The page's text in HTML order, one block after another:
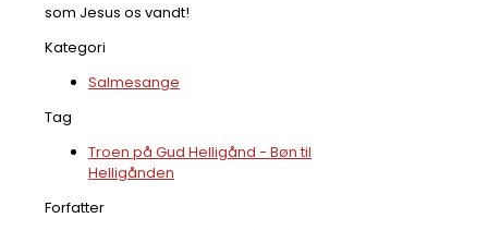
som Jesus os vandt!
Kategori
Salmesange
Tag
Troen på Gud Helligånd - Bøn til
Helligånden
Forfatter